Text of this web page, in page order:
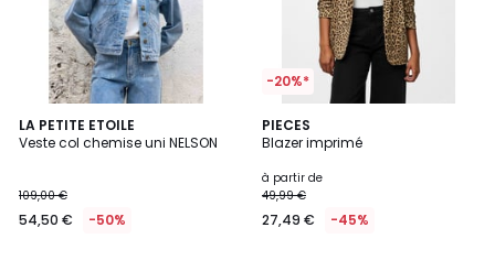
LA PETITE ETOILE
Veste col chemise uni NELSON
109,00 €
54,50 € -50%
-20%*
PIECES
Blazer imprimé
à partir de
49,99 €
27,49 € -45%
4,5
/ 5
14
Couleurs